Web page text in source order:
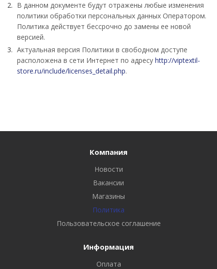
В данном документе будут отражены любые изменения
политики обработки персональных данных Оператором.
Политика действует бессрочно до замены ее новой
версией.
Актуальная версия Политики в свободном доступе
расположена в сети Интернет по адресу http://viptextil-
store.ru/include/licenses_detail.php.
Компания
Новости
Вакансии
Магазины
Политика
Пользовательское соглашение
Информация
Оплата